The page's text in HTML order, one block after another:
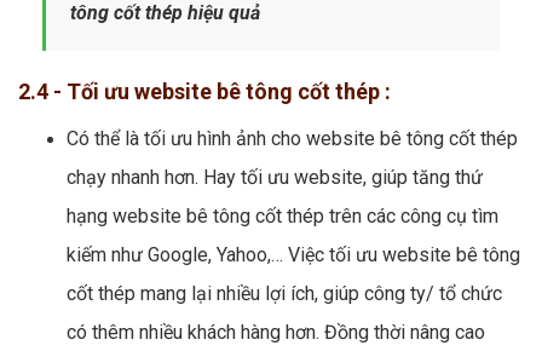
tông cốt thép hiệu quả
2.4 - Tối ưu website bê tông cốt thép :
Có thể là tối ưu hình ảnh cho website bê tông cốt thép
chạy nhanh hơn. Hay tối ưu website, giúp tăng thứ
hạng website bê tông cốt thép trên các công cụ tìm
kiếm như Google, Yahoo,… Việc tối ưu website bê tông
cốt thép mang lại nhiều lợi ích, giúp công ty/ tổ chức
có thêm nhiều khách hàng hơn. Đồng thời nâng cao